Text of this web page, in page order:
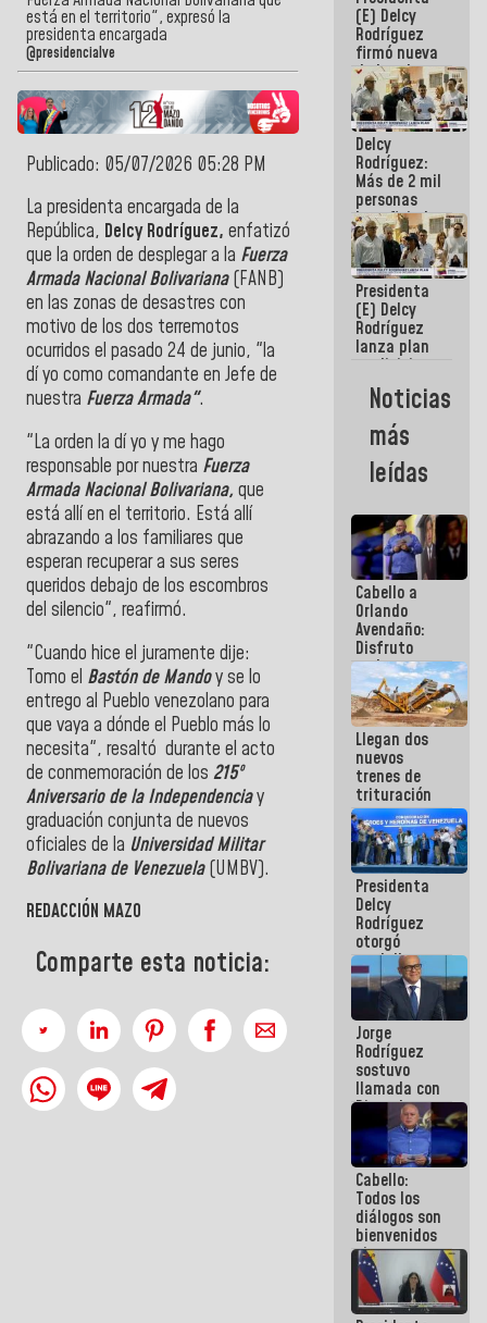
está en el territorio", expresó la
presidenta encargada
@presidencialve
Publicado: 05/07/2026 05:28 PM
La presidenta encargada de la
República, Delcy Rodríguez, enfatizó
que la orden de desplegar a la Fuerza
Armada Nacional Bolivariana(FANB)
en las zonas de desastres con
motivo de los dos terremotos
ocurridos el pasado 24 de junio, "la
dí yo como comandante en Jefe de
nuestra Fuerza Armada".
"La orden la dí yo y me hago
responsable por nuestra Fuerza
Armada Nacional Bolivariana, que
está allí en el territorio. Está allí
abrazando a los familiares que
esperan recuperar a sus seres
queridos debajo de los escombros
del silencio", reafirmó.
"Cuando hice el juramente dije:
Tomo el Bastón de Mandoy se lo
entrego al Pueblo venezolano para
que vaya a dónde el Pueblo más lo
necesita", resaltó durante el acto
de conmemoración de los 215º
Aniversario de la Independenciay
graduación conjunta de nuevos
oficiales de la Universidad Militar
Bolivariana de Venezuela(UMBV).
REDACCIÓN MAZO
Comparte esta noticia:
(E) Delcy
Rodríguez
firmó nueva
de Ley de
Arrendamiento
aprobada
por la AN
Delcy
Rodríguez:
Más de 2 mil
personas
beneficiadas
con planes
para
atención de
emergencia
sísmica en
la última
semana
Presidenta
(E) Delcy
Rodríguez
lanza plan
crediticio
con subsidio
a Juntas de
Condominio
Noticias
más
leídas
Cabello a
Orlando
Avendaño:
Disfruto
cada vez
que escribes
porque lo
que haces
es
embarrarla
Llegan dos
nuevos
trenes de
trituración
para
optimizar
manejo de
escombros
en La Guaira
Presidenta
Delcy
Rodríguez
otorgó
medalla
"Héroe de
Venezuela"
a servidores
públicos
Jorge
Rodríguez
sostuvo
llamada con
Dinorah
Figuera y
acuerdan
primer
encuentro
presencial
para el
diálogo
Cabello:
Todos los
diálogos son
bienvenidos
siempre que
estén en el
marco de la
Constitución